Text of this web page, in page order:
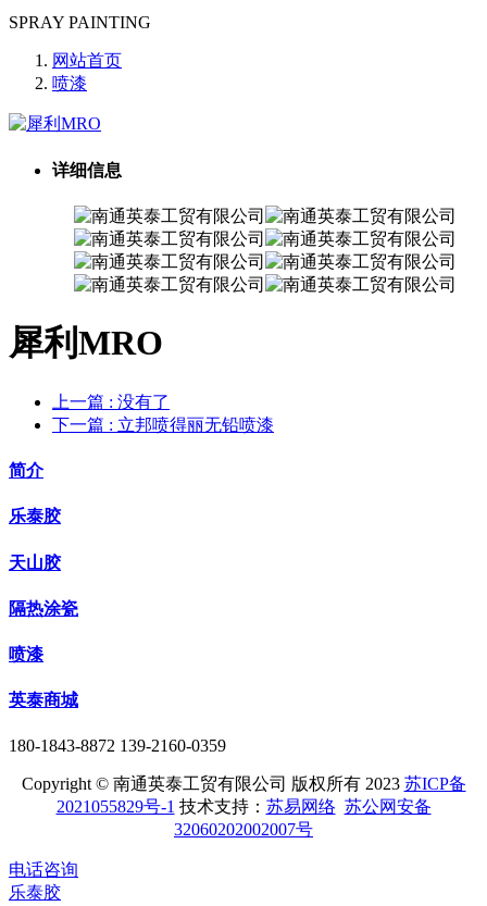
SPRAY PAINTING
网站首页
喷漆
详细信息
犀利MRO
上一篇 : 没有了
下一篇 : 立邦喷得丽无铅喷漆
简介
乐泰胶
天山胶
隔热涂瓷
喷漆
英泰商城
180-1843-8872 139-2160-0359
Copyright © 南通英泰工贸有限公司 版权所有 2023 苏ICP备
2021055829号-1 技术支持： 苏易网络 苏公网安备
32060202002007号
电话咨询
乐泰胶